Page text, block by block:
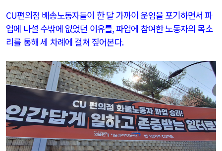
CU편의점 배송노동자들이 한 달 가까이 운임을 포기하면서 파
업에 나설 수밖에 없었던 이유를,파업에 참여한 노동자의 목소
리를 통해 세 차례에 걸쳐 짚어본다.